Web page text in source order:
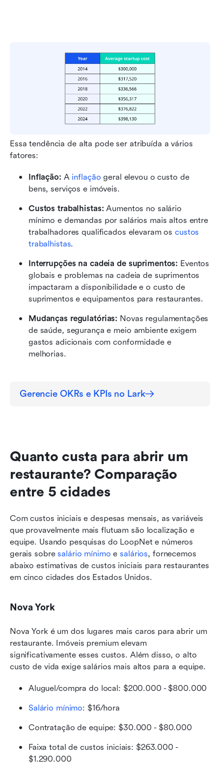
Essa tendência de alta pode ser atribuída a vários
fatores:
Inflação: A inflação geral elevou o custo de
bens, serviços e imóveis.
Custos trabalhistas: Aumentos no salário
mínimo e demandas por salários mais altos entre
trabalhadores qualificados elevaram os custos
trabalhistas.
Interrupções na cadeia de suprimentos: Eventos
globais e problemas na cadeia de suprimentos
impactaram a disponibilidade e o custo de
suprimentos e equipamentos para restaurantes.
Mudanças regulatórias: Novas regulamentações
de saúde, segurança e meio ambiente exigem
gastos adicionais com conformidade e
melhorias.
Gerencie OKRs e KPIs no Lark
Quanto custa para abrir um
restaurante? Comparação
entre 5 cidades
Com custos iniciais e despesas mensais, as variáveis
que provavelmente mais flutuam são localização e
equipe. Usando pesquisas do LoopNet e números
gerais sobre salário mínimo e salários, fornecemos
abaixo estimativas de custos iniciais para restaurantes
em cinco cidades dos Estados Unidos.
Nova York
Nova York é um dos lugares mais caros para abrir um
restaurante. Imóveis premium elevam
significativamente esses custos. Além disso, o alto
custo de vida exige salários mais altos para a equipe.
Aluguel/compra do local: $200.000 - $800.000
Salário mínimo: $16/hora
Contratação de equipe: $30.000 - $80.000
Faixa total de custos iniciais: $263.000 -
$1.290.000